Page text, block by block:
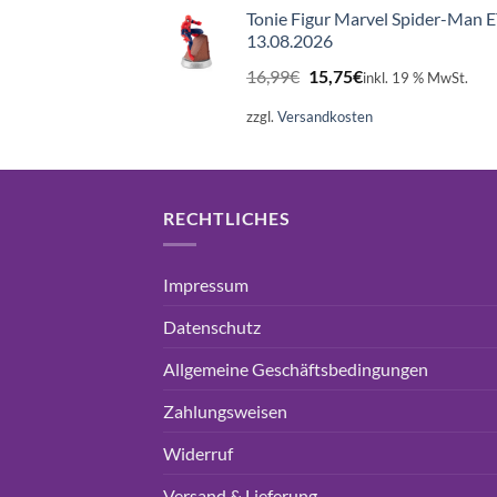
Tonie Figur Marvel Spider-Man
13.08.2026
16,99€ Ursprünglicher
Preis
war:
15,75€Aktueller
ist:
inkl. 19 % MwSt.
zzgl. Versandkosten
RECHTLICHES
Impressum
Datenschutz
Allgemeine Geschäftsbedingungen
Zahlungsweisen
Widerruf